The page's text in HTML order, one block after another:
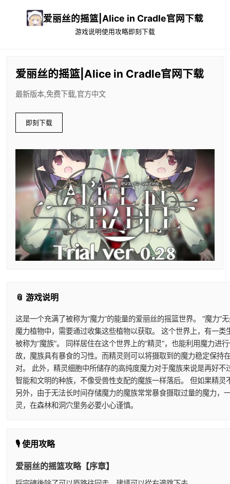
爱丽丝的摇篮|Alice in Cradle官网下载
游戏说明使用攻略即刻下载
爱丽丝的摇篮|Alice in Cradle官网下载
最新版本,免费下载,官方中文
即刻下载
📎 游戏说明
这是一个充满了被称为“魔力”的能量的爱丽丝的摇篮世界。 “魔力
魔力植物中，需要通过收集这些植物以获取。 这个世界上，有一
被称为“魔族”。 同样居住在这个世界上的“精灵”，也能利用魔力
故，魔族具有暴食的习性。而精灵则可以将摄取到的魔力稳定保
对。 此外，精灵细胞中所储存的高纯度魔力对于魔族来说是再好
智能和文明的种族，不像受兽性支配的魔族一样落后。 但如果精
另外，由于无法长时间存储魔力的魔族常常暴食摄取过量的魔力
灵，在森林和洞穴里务必要小心谨慎。
🎙️ 使用攻略
爱丽丝的摇篮攻略【序章】